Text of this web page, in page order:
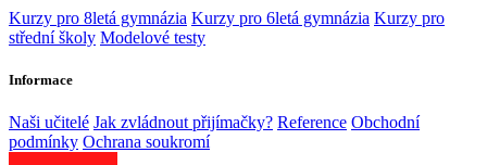
Kurzy pro 8letá gymnázia Kurzy pro 6letá gymnázia Kurzy pro
střední školy Modelové testy
Informace
Naši učitelé Jak zvládnout přijímačky? Reference Obchodní
podmínky Ochrana soukromí